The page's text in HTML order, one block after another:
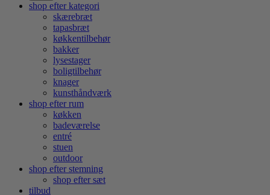
shop efter kategori
skærebræt
tapasbræt
køkkentilbehør
bakker
lysestager
boligtilbehør
knager
kunsthåndværk
shop efter rum
køkken
badeværelse
entré
stuen
outdoor
shop efter stemning
shop efter sæt
tilbud